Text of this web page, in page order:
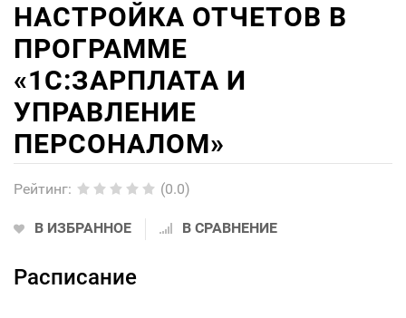
НАСТРОЙКА ОТЧЕТОВ В
ПРОГРАММЕ
«1С:ЗАРПЛАТА И
УПРАВЛЕНИЕ
ПЕРСОНАЛОМ»
Рейтинг: (0.0)
В ИЗБРАННОЕ В СРАВНЕНИЕ
Расписание